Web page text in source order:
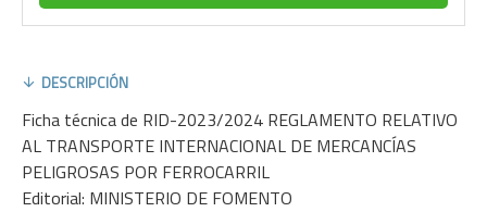
DESCRIPCIÓN
Ficha técnica de RID-2023/2024 REGLAMENTO RELATIVO
AL TRANSPORTE INTERNACIONAL DE MERCANCÍAS
PELIGROSAS POR FERROCARRIL
Editorial: MINISTERIO DE FOMENTO